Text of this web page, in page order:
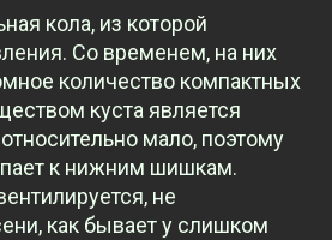
кола, из которой
Со временем, на них
количество компактных
куста является
мало, поэтому
к нижним шишкам.
не
как бывает у слишком